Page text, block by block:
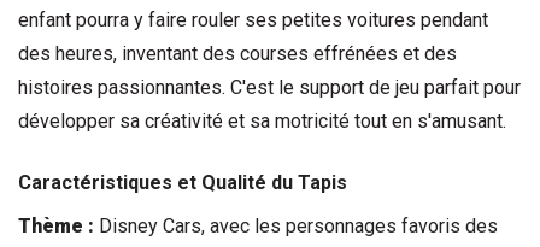
enfant pourra y faire rouler ses petites voitures pendant
des heures, inventant des courses effrénées et des
histoires passionnantes. C'est le support de jeu parfait pour
développer sa créativité et sa motricité tout en s'amusant.
Caractéristiques et Qualité du Tapis
Thème : Disney Cars, avec les personnages favoris des